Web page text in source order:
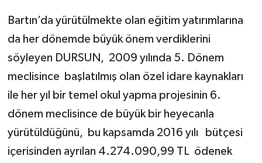
Bartın’da yürütülmekte olan eğitim yatırımlarına
da her dönemde büyük önem verdiklerini
söyleyen DURSUN, 2009 yılında 5. Dönem
meclisince başlatılmış olan özel idare kaynakları
ile her yıl bir temel okul yapma projesinin 6.
dönem meclisince de büyük bir heyecanla
yürütüldüğünü, bu kapsamda 2016 yılı bütçesi
içerisinden ayrılan 4.274.090,99 TL ödenek